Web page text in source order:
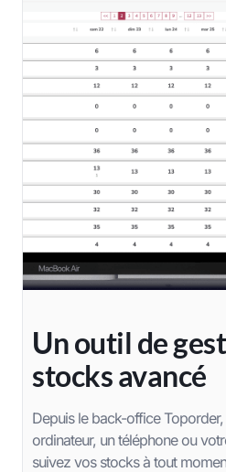
Un outil de
stocks avancé
Depuis le back-office
ordinateur, un téléphone ou
suivez vos stocks à tout